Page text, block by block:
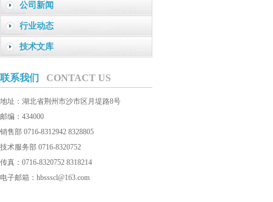
公司新闻
行业动态
技术文库
联系我们 CONTACT US
地址：湖北省荆州市沙市区月堤路8号
邮编：434000
销售部 0716-8312942 8328805
技术服务部 0716-8320752
传真：0716-8320752 8318214
电子邮箱：hbssscl@163.com